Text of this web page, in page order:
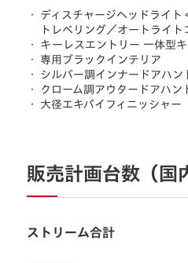
・
ディスチャージヘッドライト
トレベリング／オートライト
・
キーレスエントリー 一体型キ
・
専用ブラックインテリア
・
シルバー調インナードアハン
・
クローム調アウタードアハン
・
大径エキパイフィニッシャー
販売計画台数（国
ストリーム合計